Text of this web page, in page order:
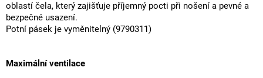
oblastí čela, který zajišťuje příjemný pocti při nošení a pevné a
bezpečné usazení.
Potní pásek je vyměnitelný (9790311)
Maximální ventilace